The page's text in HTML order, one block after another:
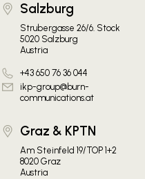
Salzburg
Strubergasse 26/6. Stock
5020 Salzburg
Austria
+43 650 76 36 044
ikp-group@burn-
communications.at
Graz & KPTN
Am Steinfeld 19/TOP 1+2
8020 Graz
Austria